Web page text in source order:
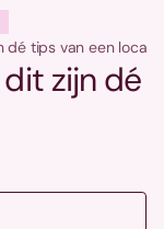
dé tips van een local
dit zijn dé